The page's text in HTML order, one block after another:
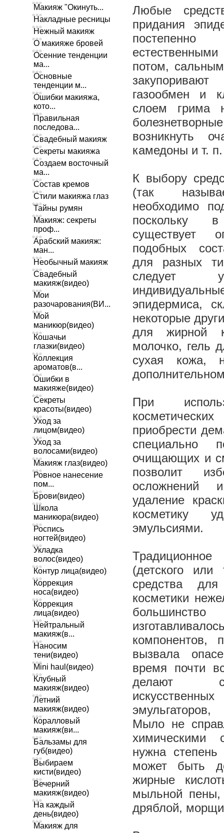
Макияж "Окинуть...
Накладные ресницы
Нежный макияж
О макияже бровей
Осенние тенденции
ма...
Основные
тенденции м...
Ошибки макияжа,
кото...
Правильная
последова...
Свадебный макияж
Секреты макияжа
Создаем восточный
ма...
Состав кремов
Стили макияжа глаз
Тайны румян
Макияж: секреты
проф...
Арабский макияж:
ман...
Необычный макияж
Свадебный
макияж(видео)
Мои
разочарования(ВИ...
Мой
маникюр(видео)
Кошачьи
глазки(видео)
Коллекция
ароматов(в...
Ошибки в
макияже(видео)
Секреты
красоты(видео)
Уход за
лицом(видео)
Уход за
волосами(видео)
Макияж глаз(видео)
Ровное нанесение
пом...
Брови(видео)
Школа
маникюра(видео)
Роспись
ногтей(видео)
Укладка
волос(видео)
Контур лица(видео)
Коррекция
носа(видео)
Коррекция
лица(видео)
Нейтральный
макияж(в...
Наносим
тени(видео)
Mini haul(видео)
Клубный
макияж(видео)
Летний
макияж(видео)
Коралловый
макияж(ви...
Бальзамы для
губ(видео)
Выбираем
кисти(видео)
Вечерний
макияж(видео)
На каждый
день(видео)
Макияж для
Любые
придания
потом,
газообмен и
слоем грима
возникнуть
камедоны и т. п.
К выбору
(так
необходимо
поскольку
существует
подобных
для разных
следует
эпидермиса,
некоторые
для жирной
молочко, гель
сухая кожа,
При
приобрести
специально
очищающих и
позволит
осложнений
удаление
косметику
эмульсиями.
(детского или
средства для
косметики
компонентов,
вызвала
время почти
делают с
Мыло не
химическими
нужна
может быть
жирные
мыльной
дряблой,